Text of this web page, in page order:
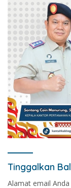
Tinggalkan
Alamat email